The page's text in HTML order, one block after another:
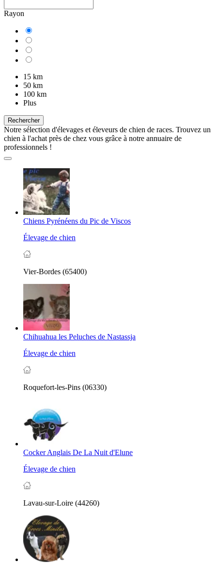
Rayon
15 km
50 km
100 km
Plus
Rechercher
Notre sélection d'élevages et éleveurs de chien de races. Trouvez un
chien à l'achat près de chez vous grâce à notre annuaire de
professionnels !
Chiens Pyrénéens du Pic de Viscos
Élevage de chien
Vier-Bordes (65400)
Chihuahua les Peluches de Nastassja
Élevage de chien
Roquefort-les-Pins (06330)
Cocker Anglais De La Nuit d'Elune
Élevage de chien
Lavau-sur-Loire (44260)